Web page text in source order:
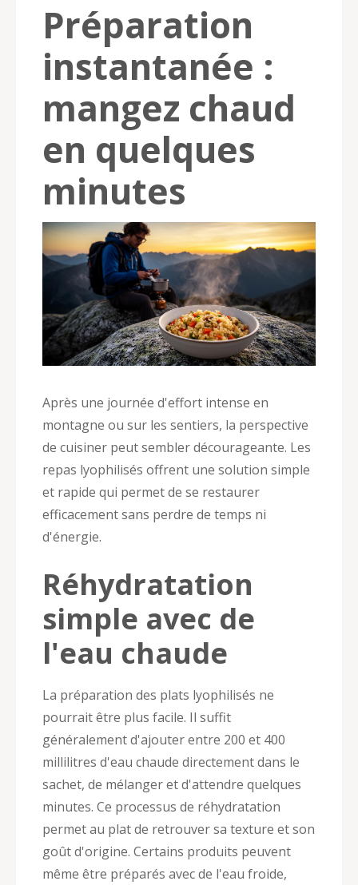
Préparation
instantanée :
mangez chaud
en quelques
minutes
Après une journée d'effort intense en
montagne ou sur les sentiers, la perspective
de cuisiner peut sembler décourageante. Les
repas lyophilisés offrent une solution simple
et rapide qui permet de se restaurer
efficacement sans perdre de temps ni
d'énergie.
Réhydratation
simple avec de
l'eau chaude
La préparation des plats lyophilisés ne
pourrait être plus facile. Il suffit
généralement d'ajouter entre 200 et 400
millilitres d'eau chaude directement dans le
sachet, de mélanger et d'attendre quelques
minutes. Ce processus de réhydratation
permet au plat de retrouver sa texture et son
goût d'origine. Certains produits peuvent
même être préparés avec de l'eau froide,